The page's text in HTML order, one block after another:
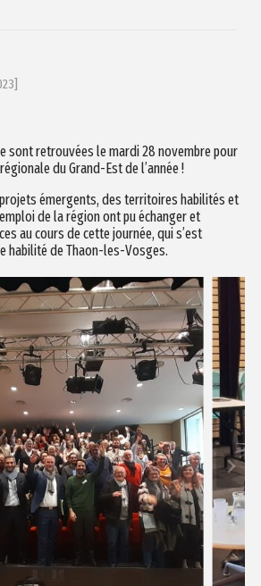
sont retrouvées le mardi 28 novembre pour
du Grand-Est de l’année !
émergents, des territoires habilités et
de la région ont pu échanger et
au cours de cette journée, qui s’est
habilité de Thaon-les-Vosges.